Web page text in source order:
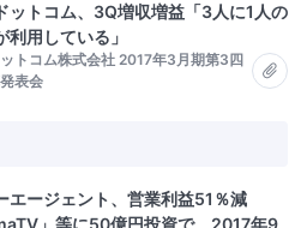
ットコム、3Q増収増益「3人に1人の
利用している」
トコム株式会社 2017年3月期第3四
表会
エージェント、営業利益51％減
」等に50億円投資で 2017年9